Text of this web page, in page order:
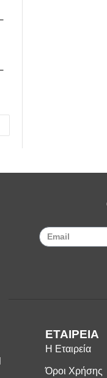
ΕΤΑΙΡΕΙΑ
Η Εταιρεία
Όροι Χρήσης